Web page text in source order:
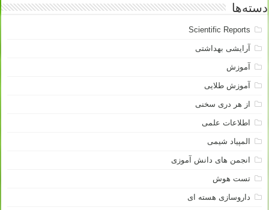
دسته‌ها
Scientific Reports
آرایشی بهداشتی
آموزش
آموزش طلایی
از هر دری سخنی
اطلاعات علمی
المپیاد شیمی
انجمن های دانش آموزی
تست هوش
داروسازی هسته ای